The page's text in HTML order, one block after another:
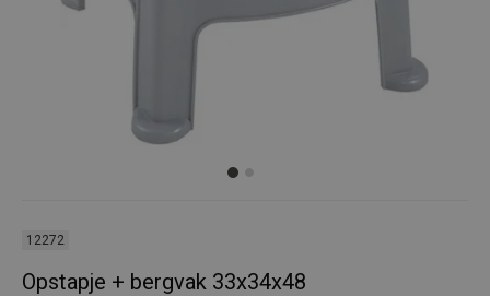
12272
Opstapje + bergvak 33x34x48